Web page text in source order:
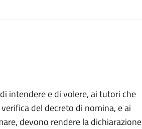
intendere e di volere, ai tutori che
del decreto di nomina, e ai
devono rendere la dichiarazione